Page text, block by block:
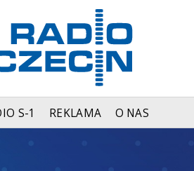
S-1 REKLAMA O NAS